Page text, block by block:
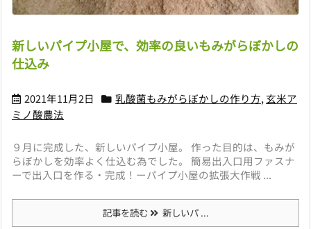
新しいパイプ小屋で、効率の良いもみがらぼかしの
仕込み
2021年11月2日 乳酸菌もみがらぼかしの作り方,玄米ア
ミノ酸農法
９月に完成した、新しいパイプ小屋。 作った目的は、もみが
らぼかしを効率よく仕込む為でした。 簡易出入口用ファスナ
ーで出入口を作る・完成！ーパイプ小屋の拡張大作戦 ...
記事を読む 新しいパ ...